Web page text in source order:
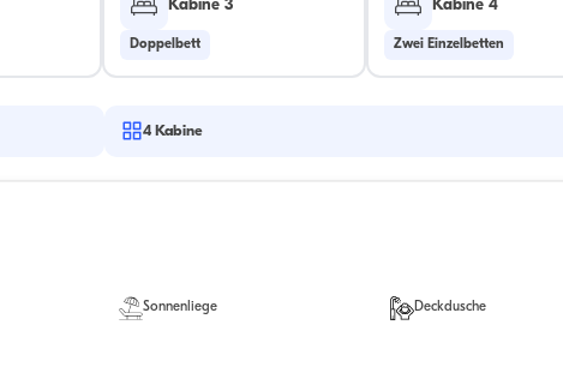
Kabine 3
Doppelbett
Kabine 4
Zwei Einzelbetten
4 Kabine
Sonnenliege Deckdusche